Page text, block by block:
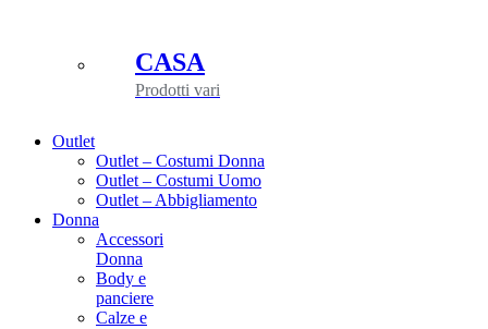
CASA
Prodotti vari
Outlet
Outlet – Costumi Donna
Outlet – Costumi Uomo
Outlet – Abbigliamento
Donna
Accessori
Donna
Body e
panciere
Calze e